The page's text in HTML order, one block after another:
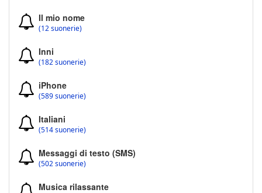
Il mio nome
(12 suonerie)
Inni
(182 suonerie)
iPhone
(589 suonerie)
Italiani
(514 suonerie)
Messaggi di testo (SMS)
(502 suonerie)
Musica rilassante